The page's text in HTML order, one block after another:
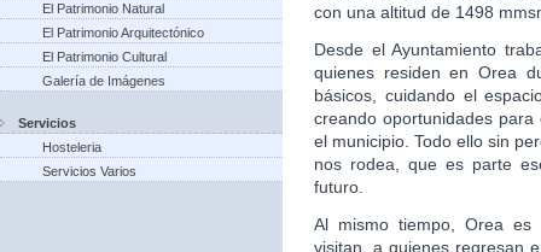
El Patrimonio Natural
El Patrimonio Arquitectónico
El Patrimonio Cultural
Galería de Imágenes
Servicios
Hosteleria
Servicios Varios
con una altitud de 1498
Desde el Ayuntamiento
quienes residen en Orea
básicos, cuidando el
creando oportunidades
el municipio. Todo ello sin
nos rodea, que es parte
futuro.
Al mismo tiempo, Orea es
visitan, a quienes regresan